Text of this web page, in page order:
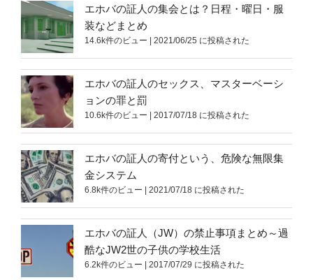
エホバの証人の集会とは？日程・曜日・服
装などまとめ
14.6k件のビュー 2021/06/25 に投稿された
エホバの証人のセックス、マスターベーシ
ョンの罪と罰
10.6k件のビュー 2017/07/18 に投稿された
エホバの証人の寄付という、危険な無限集
金システム
6.8k件のビュー 2021/07/18 に投稿された
エホバの証人（JW）の禁止事項まとめ～過
酷なJW2世の子供の学校生活
6.2k件のビュー 2017/07/29 に投稿された